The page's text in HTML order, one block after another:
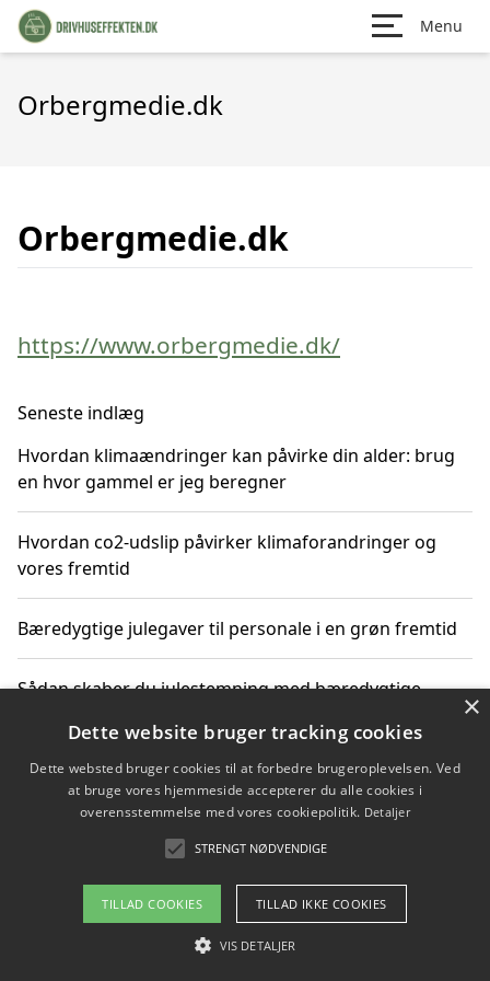
Menu
Orbergmedie.dk
Orbergmedie.dk
https://www.orbergmedie.dk/
Seneste indlæg
Hvordan klimaændringer kan påvirke din alder: brug
en hvor gammel er jeg beregner
Hvordan co2-udslip påvirker klimaforandringer og
vores fremtid
Bæredygtige julegaver til personale i en grøn fremtid
Sådan skaber du julestemning med bæredygtige
Sådan skaber du et bæredygtigt hjem med familien i
Copyright 2026 - Pilanto Aps
Om / kontakt
×
Dette website bruger tracking cookies
Dette websted bruger cookies til at forbedre brugeroplevelsen. Ved
at bruge vores hjemmeside accepterer du alle cookies i
overensstemmelse med vores cookiepolitik. Detaljer
STRENGT NØDVENDIGE
TILLAD COOKIES TILLAD IKKE COOKIES
VIS DETALJER